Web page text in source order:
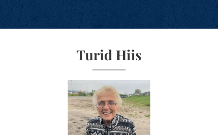
Turid Hiis